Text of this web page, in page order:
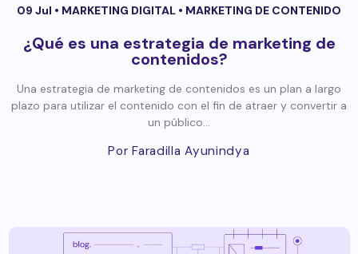
09 Jul • MARKETING DIGITAL • MARKETING DE CONTENIDO
¿Qué es una estrategia de marketing de
contenidos?
Una estrategia de marketing de contenidos es un plan a largo
plazo para utilizar el contenido con el fin de atraer y convertir a
un público...
Por Faradilla Ayunindya